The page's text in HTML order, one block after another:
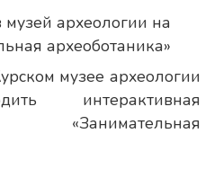
музее археологии
интерактивная